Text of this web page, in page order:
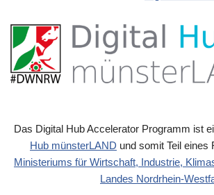
Das Digital Hub Accelerator Programm ist
Hub münsterLAND und somit Teil eines
Ministeriums für Wirtschaft, Industrie,
Landes Nordrhein-